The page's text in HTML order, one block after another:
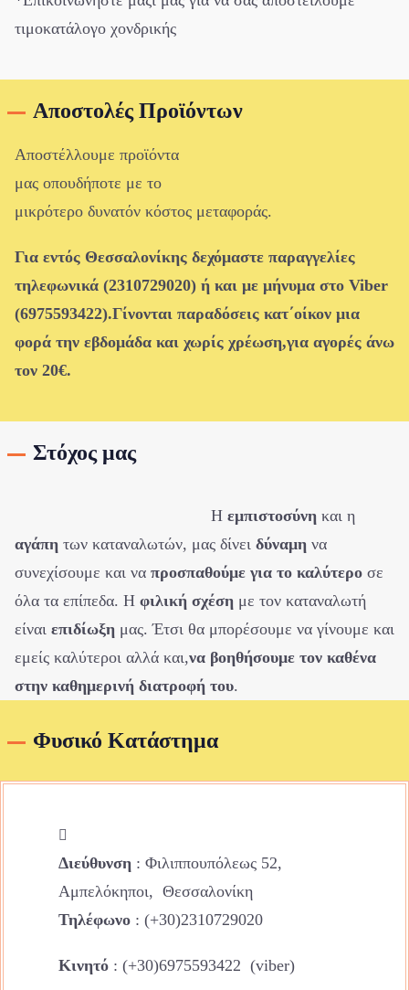
τιμοκατάλογο χονδρικής
Αποστολές Προϊόντων
Αποστέλλουμε προϊόντα
μας οπουδήποτε με το
μικρότερο δυνατόν κόστος μεταφοράς.
Για εντός Θεσσαλονίκης δεχόμαστε παραγγελίες
τηλεφωνικά (2310729020) ή και με μήνυμα στο Viber
(6975593422).Γίνονται παραδόσεις κατ΄οίκον μια
φορά την εβδομάδα και χωρίς χρέωση,για αγορές άνω
τον 20€.
Στόχος μας
Η εμπιστοσύνη και η
αγάπη των καταναλωτών, μας δίνει δύναμη να
συνεχίσουμε και να προσπαθούμε για το καλύτερο σε
όλα τα επίπεδα. Η φιλική σχέση με τον καταναλωτή
είναι επιδίωξη μας. Έτσι θα μπορέσουμε να γίνουμε και
εμείς καλύτεροι αλλά και,να βοηθήσουμε τον καθένα
στην καθημερινή διατροφή του.
Φυσικό Κατάστημα
Διεύθυνση : Φιλιππουπόλεως 52,
Αμπελόκηποι, Θεσσαλονίκη
Τηλέφωνο : (+30)2310729020
Κινητό : (+30)6975593422 (viber)